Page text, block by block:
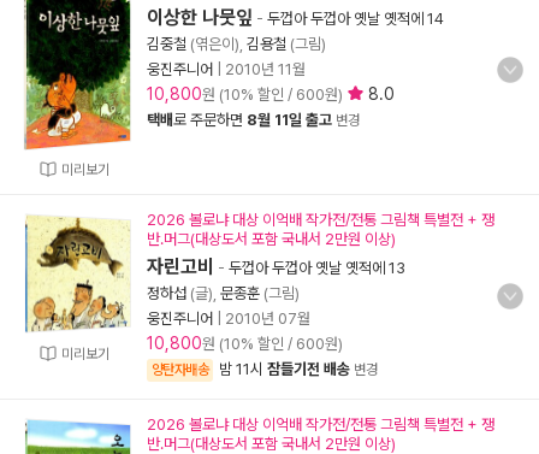
미리보기
이상한 나뭇잎 - 두껍아 두껍아 옛날 옛적에 14
김중철 (엮은이), 김용철 (그림)
웅진주니어
2010년 11월
10,800원 (10% 할인 / 600원) 8.0
택배로 주문하면 8월 11일 출고 변경
미리보기
2026 볼로냐 대상 이억배 작가전/전통 그림책 특별전 + 쟁
반.머그(대상도서 포함 국내서 2만원 이상)
자린고비 - 두껍아 두껍아 옛날 옛적에 13
정하섭 (글), 문종훈 (그림)
웅진주니어
2010년 07월
10,800원 (10% 할인 / 600원)
양탄자배송 밤 11시 잠들기전 배송 변경
2026 볼로냐 대상 이억배 작가전/전통 그림책 특별전 + 쟁
반.머그(대상도서 포함 국내서 2만원 이상)